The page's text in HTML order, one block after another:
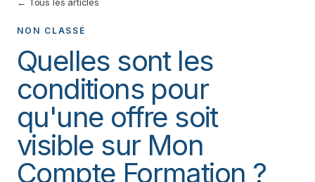
NON CLASSÉ
Quelles sont les
conditions pour
qu'une offre soit
visible sur Mon
Compte Formation ?